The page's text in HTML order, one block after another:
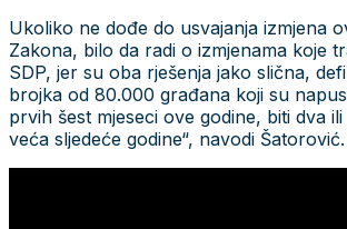
Ukoliko ne dođe do usvajanja izmjena
Zakona, bilo da radi o izmjenama koje
SDP, jer su oba rješenja jako slična,
brojka od 80.000 građana koji su
prvih šest mjeseci ove godine, biti dva
veća sljedeće godine“, navodi Šatorović.